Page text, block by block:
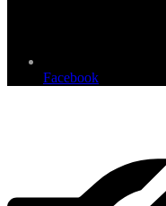
Facebook